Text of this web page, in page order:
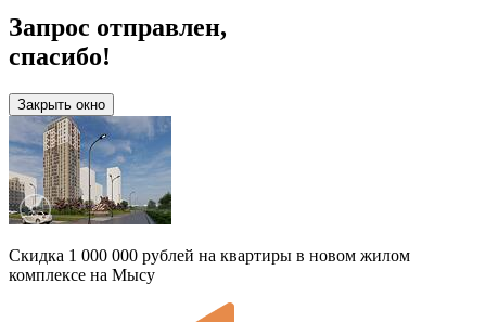
Запрос отправлен,
спасибо!
Закрыть окно
Скидка 1 000 000 рублей на квартиры в новом жилом
комплексе на Мысу